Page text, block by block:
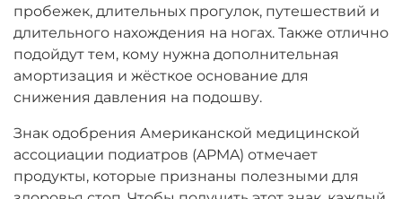
пробежек, длительных прогулок, путешествий и
длительного нахождения на ногах. Также отлично
подойдут тем, кому нужна дополнительная
амортизация и жёсткое основание для
снижения давления на подошву.
Знак одобрения Американской медицинской
ассоциации подиатров (APMA) отмечает
продукты, которые признаны полезными для